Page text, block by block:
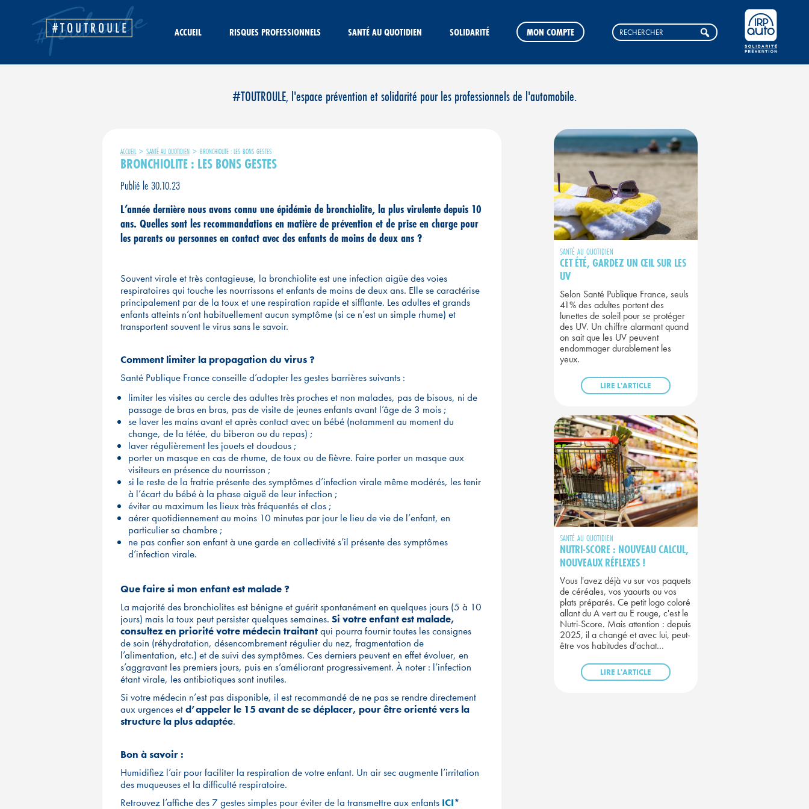
ACCUEIL RISQUES PROFESSIONNELS SANTÉ AU QUOTIDIEN SOLIDARITÉ MON COMPTE
#TOUTROULE, l'espace prévention et solidarité pour les professionnels de l'automobile.
ACCUEIL > SANTÉ AU QUOTIDIEN > BRONCHIOLITE : LES BONS GESTES
BRONCHIOLITE : LES BONS GESTES
Publié le 30.10.23
L’année dernière nous avons connu une épidémie de bronchiolite, la plus virulente depuis 10
ans. Quelles sont les recommandations en matière de prévention et de prise en charge pour
les parents ou personnes en contact avec des enfants de moins de deux ans ?
Souvent virale et très contagieuse, la bronchiolite est une infection aigüe des voies
respiratoires qui touche les nourrissons et enfants de moins de deux ans. Elle se caractérise
principalement par de la toux et une respiration rapide et sifflante. Les adultes et grands
enfants atteints n’ont habituellement aucun symptôme (si ce n’est un simple rhume) et
transportent souvent le virus sans le savoir.
Comment limiter la propagation du virus ?
Santé Publique France conseille d’adopter les gestes barrières suivants :
limiter les visites au cercle des adultes très proches et non malades, pas de bisous, ni de
passage de bras en bras, pas de visite de jeunes enfants avant l’âge de 3 mois ;
se laver les mains avant et après contact avec un bébé (notamment au moment du
change, de la tétée, du biberon ou du repas) ;
laver régulièrement les jouets et doudous ;
porter un masque en cas de rhume, de toux ou de fièvre. Faire porter un masque aux
visiteurs en présence du nourrisson ;
si le reste de la fratrie présente des symptômes d’infection virale même modérés, les tenir
à l’écart du bébé à la phase aiguë de leur infection ;
éviter au maximum les lieux très fréquentés et clos ;
aérer quotidiennement au moins 10 minutes par jour le lieu de vie de l’enfant, en
particulier sa chambre ;
ne pas confier son enfant à une garde en collectivité s’il présente des symptômes
d’infection virale.
Que faire si mon enfant est malade ?
La majorité des bronchiolites est bénigne et guérit spontanément en quelques jours (5 à 10
jours) mais la toux peut persister quelques semaines. Si votre enfant est malade,
consultez en priorité votre médecin traitantqui pourra fournir toutes les consignes
de soin (réhydratation, désencombrement régulier du nez, fragmentation de
l’alimentation, etc.) et de suivi des symptômes. Ces derniers peuvent en effet évoluer, en
s’aggravant les premiers jours, puis en s’améliorant progressivement. À noter : l’infection
étant virale, les antibiotiques sont inutiles.
Si votre médecin n’est pas disponible, il est recommandé de ne pas se rendre directement
aux urgences etd’appeler le 15 avant de se déplacer, pour être orienté vers la
structure la plus adaptée.
Bon à savoir :
Humidifiez l’air pour faciliter la respiration de votre enfant. Un air sec augmente l’irritation
des muqueuses et la difficulté respiratoire.
Retrouvez l’affiche des 7 gestes simples pour éviter de la transmettre aux enfants ICI*
SANTÉ AU QUOTIDIEN
CET ÉTÉ, GARDEZ UN ŒIL SUR LES
UV
Selon Santé Publique France, seuls
41% des adultes portent des
lunettes de soleil pour se protéger
des UV. Un chiffre alarmant quand
on sait que les UV peuvent
endommager durablement les
yeux.
LIRE L'ARTICLE
SANTÉ AU QUOTIDIEN
NUTRI-SCORE : NOUVEAU CALCUL,
NOUVEAUX RÉFLEXES !
Vous l'avez déjà vu sur vos paquets
de céréales, vos yaourts ou vos
plats préparés. Ce petit logo coloré
allant du A vert au E rouge, c'est le
Nutri-Score. Mais attention : depuis
2025, il a changé et avec lui, peut-
être vos habitudes d’achat…
LIRE L'ARTICLE